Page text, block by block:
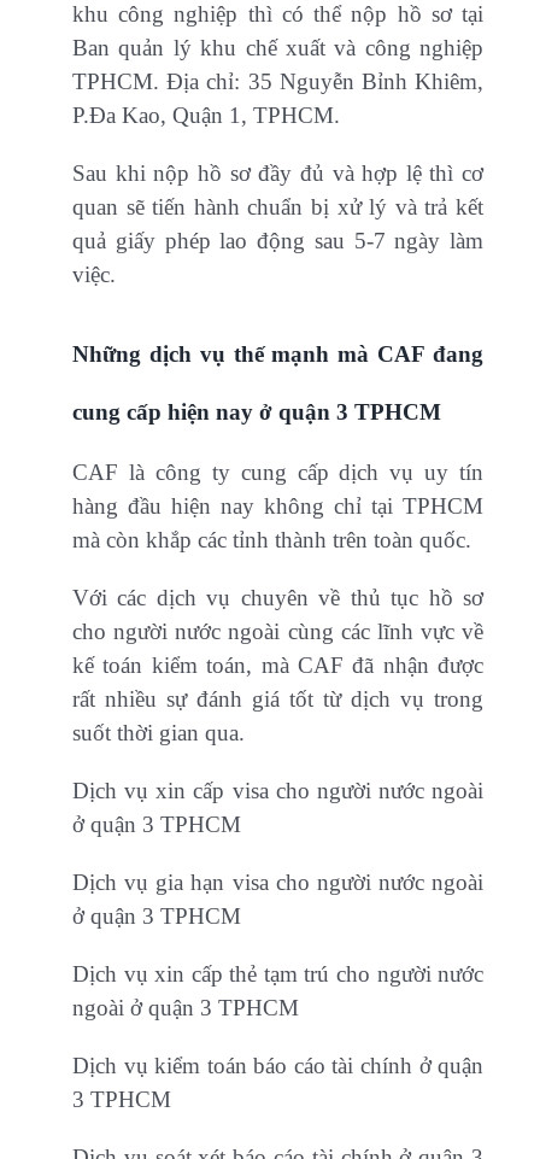
khu công nghiệp thì có thể nộp hồ sơ tại
Ban quản lý khu chế xuất và công nghiệp
TPHCM. Địa chỉ: 35 Nguyễn Bỉnh Khiêm,
P.Đa Kao, Quận 1, TPHCM.
Sau khi nộp hồ sơ đầy đủ và hợp lệ thì cơ
quan sẽ tiến hành chuẩn bị xử lý và trả kết
quả giấy phép lao động sau 5-7 ngày làm
việc.
Những dịch vụ thế mạnh mà CAF đang
cung cấp hiện nay ở quận 3 TPHCM
CAF là công ty cung cấp dịch vụ uy tín
hàng đầu hiện nay không chỉ tại TPHCM
mà còn khắp các tỉnh thành trên toàn quốc.
Với các dịch vụ chuyên về thủ tục hồ sơ
cho người nước ngoài cùng các lĩnh vực về
kế toán kiểm toán, mà CAF đã nhận được
rất nhiều sự đánh giá tốt từ dịch vụ trong
suốt thời gian qua.
Dịch vụ xin cấp visa cho người nước ngoài
ở quận 3 TPHCM
Dịch vụ gia hạn visa cho người nước ngoài
ở quận 3 TPHCM
Dịch vụ xin cấp thẻ tạm trú cho người nước
ngoài ở quận 3 TPHCM
Dịch vụ kiểm toán báo cáo tài chính ở quận
3 TPHCM